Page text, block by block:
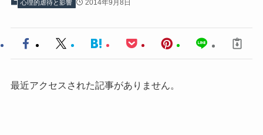
心理的虐待と影響 2014年9月8日
最近アクセスされた記事がありません。